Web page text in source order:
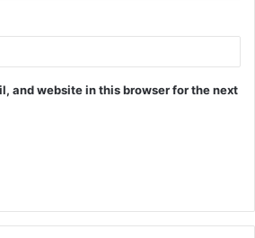
and website in this browser for the next